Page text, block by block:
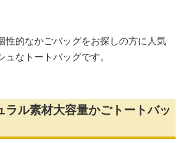
性的なかごバッグをお探しの方に人気
なトートバッグです。
ラル素材大容量かごトートバッ